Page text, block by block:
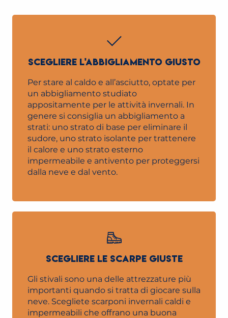
SCEGLIERE L'ABBIGLIAMENTO GIUSTO
Per stare al caldo e all’asciutto, optate per
un abbigliamento studiato
appositamente per le attività invernali. In
genere si consiglia un abbigliamento a
strati: uno strato di base per eliminare il
sudore, uno strato isolante per trattenere
il calore e uno strato esterno
impermeabile e antivento per proteggersi
dalla neve e dal vento.
SCEGLIERE LE SCARPE GIUSTE
Gli stivali sono una delle attrezzature più
importanti quando si tratta di giocare sulla
neve. Scegliete scarponi invernali caldi e
impermeabili che offrano una buona